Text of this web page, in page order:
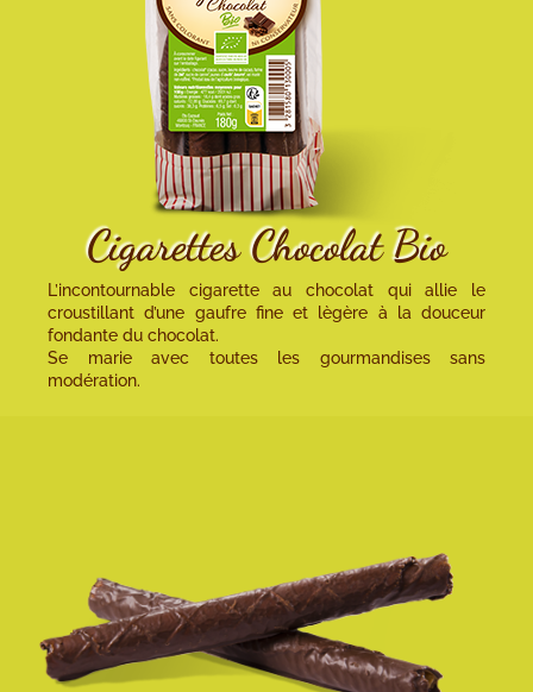
Cigarettes Chocolat Bio
L’incontournable cigarette au chocolat qui allie le
croustillant d’une gaufre fine et lègère à la douceur
fondante du chocolat.
Se marie avec toutes les gourmandises sans
modération.